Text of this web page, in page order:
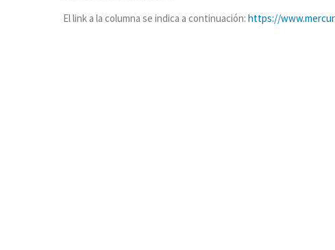
El link a la columna se indica a continuación: https://